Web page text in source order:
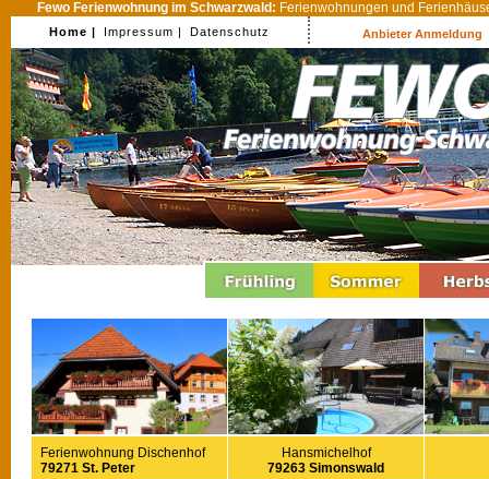
Fewo Ferienwohnung im Schwarzwald: Ferienwohnungen und
Home | Impressum | Datenschutz Anbieter Anmeldung
Ferienwohnung Dischenhof
79271 St. Peter
Hansmichelhof
79263 Simonswald